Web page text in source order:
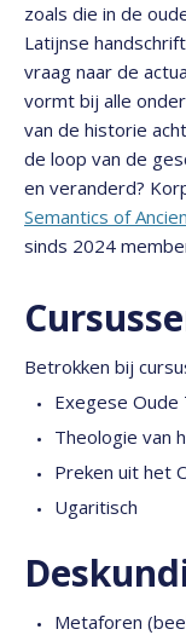
zoals die in de
Latijnse
vraag naar de
vormt bij alle
van de historie
de loop van de
en veranderd?
Semantics of
sinds 2024
Betrokken bij
Exegese
Theologie van
Preken uit het
Ugaritisch
Metaforen